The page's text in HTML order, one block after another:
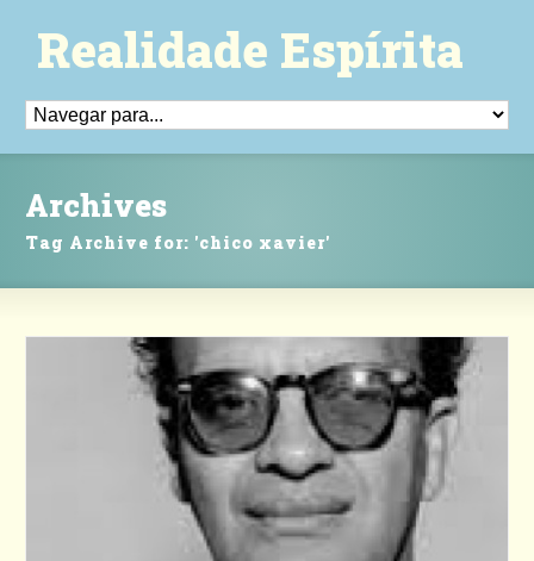
Realidade Espírita
Archives
Tag Archive for: 'chico xavier'